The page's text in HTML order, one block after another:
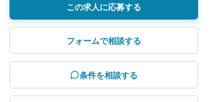
この求人に応募する
フォームで相談する
条件を相談する